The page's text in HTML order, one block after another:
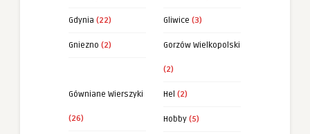
Gdynia (22) Gliwice (3)
Gniezno (2) Gorzów Wielkopolski
(2)
Gówniane Wierszyki
(26)
Hel (2)
Hobby (5)